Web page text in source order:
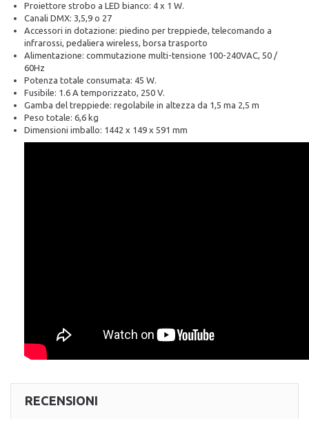
Proiettore strobo a LED bianco: 4 x 1 W.
Canali DMX: 3,5,9 o 27
Accessori in dotazione: piedino per treppiede, telecomando a
infrarossi, pedaliera wireless, borsa trasporto
Alimentazione: commutazione multi-tensione 100-240VAC, 50 /
60Hz
Potenza totale consumata: 45 W.
Fusibile: 1.6 A temporizzato, 250 V.
Gamba del treppiede: regolabile in altezza da 1,5 ma 2,5 m
Peso totale: 6,6 kg
Dimensioni imballo: 1442 x 149 x 591 mm
RECENSIONI